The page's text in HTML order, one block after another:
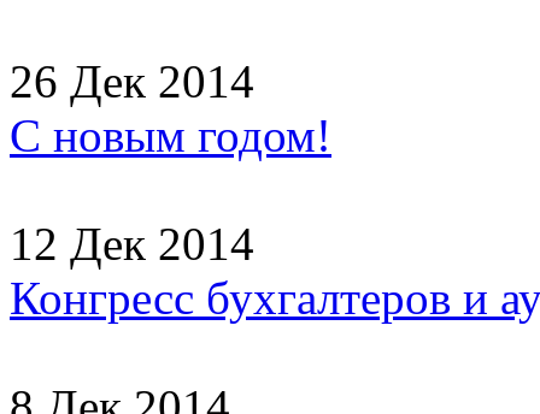
26 Дек 2014
С новым годом!
12 Дек 2014
Конгресс бухгалтеров и